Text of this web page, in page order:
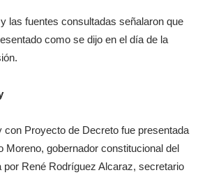
las fuentes consultadas señalaron que
como se dijo en el día de la
con Proyecto de Decreto fue presentada
Moreno, gobernador constitucional del
por René Rodríguez Alcaraz, secretario